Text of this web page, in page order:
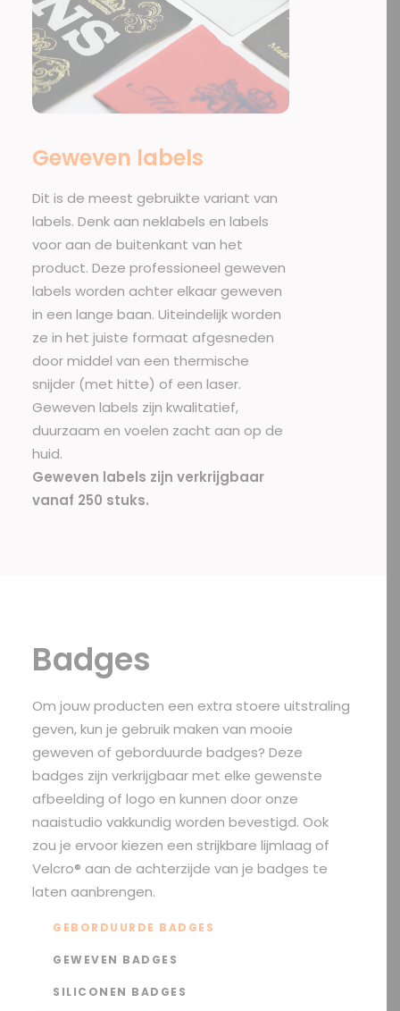
Geweven labels
Dit is de meest gebruikte variant van
labels. Denk aan neklabels en labels
voor aan de buitenkant van het
product. Deze professioneel geweven
labels worden achter elkaar geweven
in een lange baan. Uiteindelijk worden
ze in het juiste formaat afgesneden
door middel van een thermische
snijder (met hitte) of een laser.
Geweven labels zijn kwalitatief,
duurzaam en voelen zacht aan op de
huid.
Geweven labels zijn verkrijgbaar
vanaf 250 stuks.
Badges
Om jouw producten een extra stoere uitstraling
geven, kun je gebruik maken van mooie
geweven of geborduurde badges? Deze
badges zijn verkrijgbaar met elke gewenste
afbeelding of logo en kunnen door onze
naaistudio vakkundig worden bevestigd. Ook
zou je ervoor kiezen een strijkbare lijmlaag of
Velcro® aan de achterzijde van je badges te
laten aanbrengen.
GEBORDUURDE BADGES
GEWEVEN BADGES
SILICONEN BADGES